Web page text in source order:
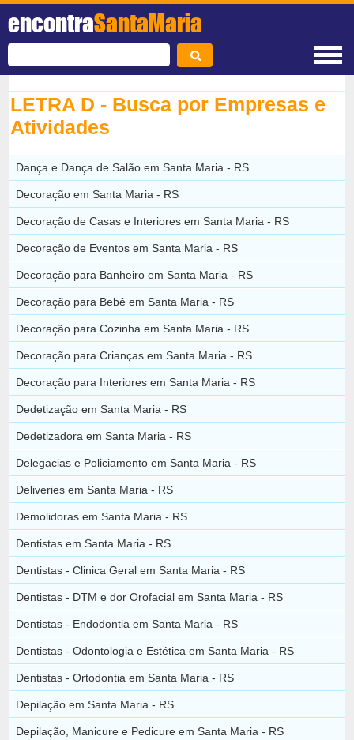
encontraSantaMaria
LETRA D - Busca por Empresas e
Atividades
Dança e Dança de Salão em Santa Maria - RS
Decoração em Santa Maria - RS
Decoração de Casas e Interiores em Santa Maria - RS
Decoração de Eventos em Santa Maria - RS
Decoração para Banheiro em Santa Maria - RS
Decoração para Bebê em Santa Maria - RS
Decoração para Cozinha em Santa Maria - RS
Decoração para Crianças em Santa Maria - RS
Decoração para Interiores em Santa Maria - RS
Dedetização em Santa Maria - RS
Dedetizadora em Santa Maria - RS
Delegacias e Policiamento em Santa Maria - RS
Deliveries em Santa Maria - RS
Demolidoras em Santa Maria - RS
Dentistas em Santa Maria - RS
Dentistas - Clinica Geral em Santa Maria - RS
Dentistas - DTM e dor Orofacial em Santa Maria - RS
Dentistas - Endodontia em Santa Maria - RS
Dentistas - Odontologia e Estética em Santa Maria - RS
Dentistas - Ortodontia em Santa Maria - RS
Depilação em Santa Maria - RS
Depilação, Manicure e Pedicure em Santa Maria - RS